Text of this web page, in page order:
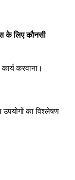
के लिए कौनसी
करवाना।
उपयोगों का विश्लेषण